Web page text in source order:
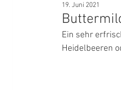
für Naschkatzen
Frühstück Torten
19. Juni 2021
Ein sehr
Heidelbeeren